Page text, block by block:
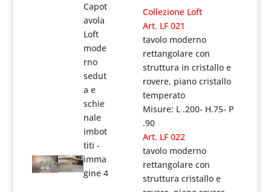
Collezione Loft
Art. LF 021
tavolo moderno
rettangolare con
struttura in cristallo e
rovere, piano cristallo
temperato
Misure: L .200- H.75- P
.90
Art. LF 022
tavolo moderno
rettangolare con
struttura cristallo e